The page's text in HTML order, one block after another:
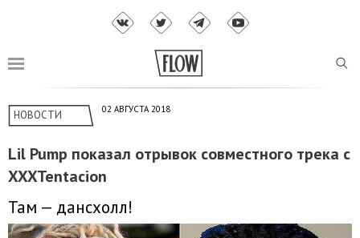
НОВОСТИ 02 АВГУСТА 2018
Lil Pump показал отрывок совместного трека с
XXXTentacion
Там — дансхолл!